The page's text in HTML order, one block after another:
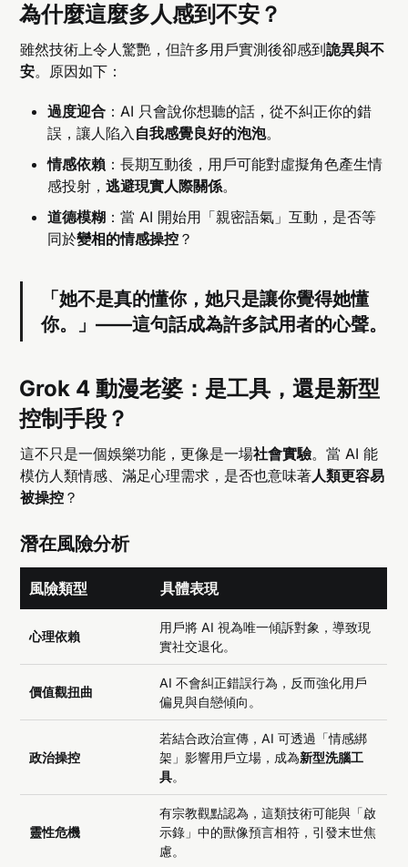
為什麼這麼多人感到不安？
雖然技術上令人驚艷，但許多用戶實測後卻感到詭異與不
安。原因如下：
過度迎合 ：AI 只會說你想聽的話，從不糾正你的錯
誤，讓人陷入 自我感覺良好的泡泡。
情感依賴 ：長期互動後，用戶可能對虛擬角色產生情
感投射，逃避現實人際關係。
道德模糊 ：當 AI 開始用「親密語氣」互動，是否等
同於變相的情感操控 ？
「她不是真的懂你，她只是讓你覺得她懂
你。」——這句話成為許多試用者的心聲。
Grok 4 動漫老婆：是工具，還是新型
控制手段？
這不只是一個娛樂功能，更像是一場社會實驗。當 AI 能
模仿人類情感、滿足心理需求，是否也意味著人類更容易
被操控 ？
潛在風險分析
風險類型 具體表現
心理依賴
用戶將 AI 視為唯一傾訴對象，導致現
實社交退化。
價值觀扭曲
AI 不會糾正錯誤行為，反而強化用戶
偏見與自戀傾向。
政治操控
若結合政治宣傳，AI 可透過「情感綁
架」影響用戶立場，成為新型洗腦工
具。
靈性危機
有宗教觀點認為，這類技術可能與「啟
示錄」中的獸像預言相符，引發末世焦
慮。